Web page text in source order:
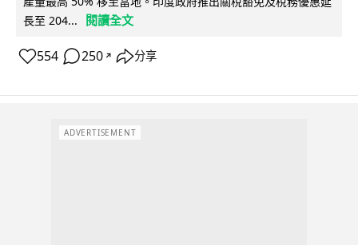
長至 204...
閱讀全文
554 250 ↗ 分享
ADVERTISEMENT